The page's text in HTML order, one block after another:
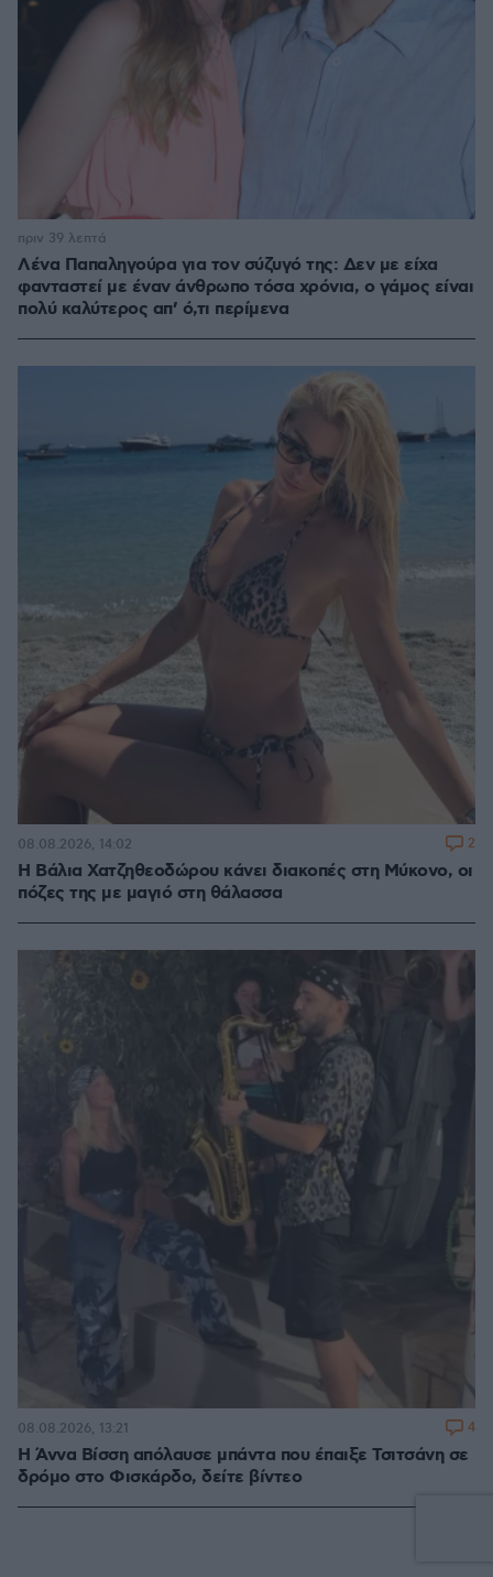
Λένα Παπαληγούρα για τον σύζυγό της: Δεν με είχα
φανταστεί με έναν άνθρωπο τόσα χρόνια, ο γάμος είναι
πολύ καλύτερος απ’ ό,τι περίμενα
πριν 39 λεπτά
Η Βάλια Χατζηθεοδώρου κάνει διακοπές στη Μύκονο, οι
πόζες της με μαγιό στη θάλασσα
08.08.2026, 14:02 2
Η Άννα Βίσση απόλαυσε μπάντα που έπαιξε Τσιτσάνη σε
δρόμο στο Φισκάρδο, δείτε βίντεο
08.08.2026, 13:21 4